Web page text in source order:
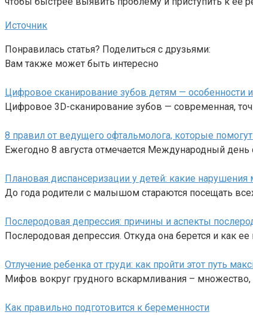
Источник
Понравилась статья? Поделиться с друзьями:
Вам также может быть интересно
Цифровое сканирование зубов детям — особенности
Цифровое 3D-сканирование зубов — современная,
8 правил от ведущего офтальмолога, которые
Ежегодно 8 августа отмечается Международный
Плановая диспансеризации у детей: какие
До года родители с малышом стараются посещать
Послеродовая депрессия: причины и аспекты
Послеродовая депрессия. Откуда она берется и как
Отлучение ребенка от груди: как пройти этот путь
Мифов вокруг грудного вскармливания –
Как правильно подготовится к беременности